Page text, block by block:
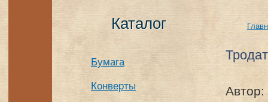
Каталог
Бумага
Конверты Автор: